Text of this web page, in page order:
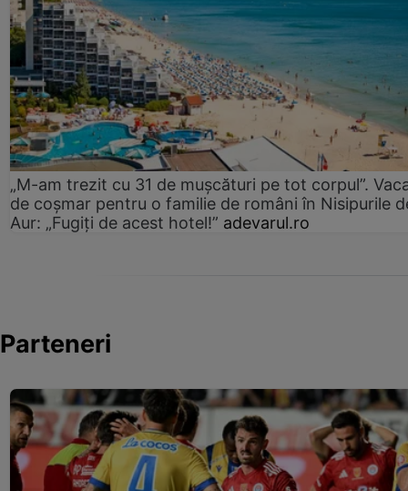
„M-am trezit cu 31 de mușcături pe tot corpul”.
de coșmar pentru o familie de români în Nisipurile
Aur: „Fugiți de acest hotel!” adevarul.ro
Parteneri